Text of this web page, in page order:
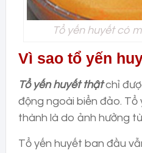
Tổ yến huyết có
Vì sao tổ yến
Tổ yến huyết thậtchỉ
động ngoài biển đảo. Tổ
thành là do ảnh hưởng
Tổ yến huyết ban đầu